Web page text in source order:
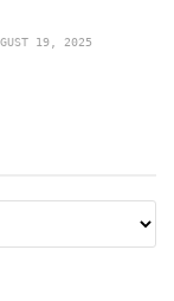
19, 2025